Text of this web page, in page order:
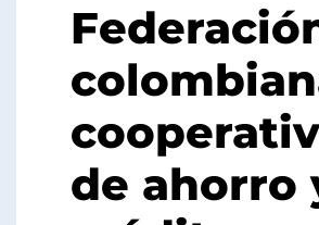
de ahorro